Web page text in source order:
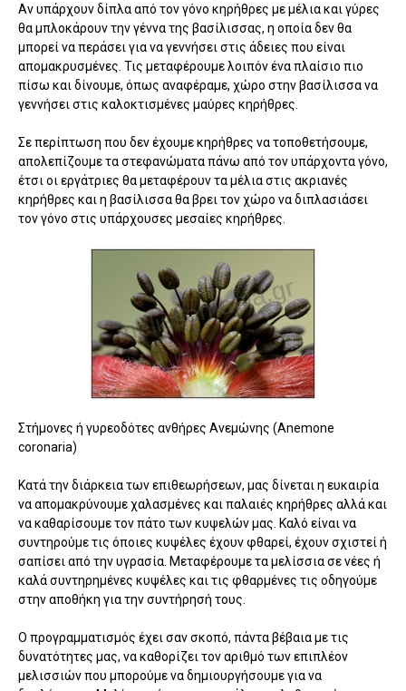
Αν υπάρχουν δίπλα από τον γόνο κηρήθρες με μέλια και γύρες
θα μπλοκάρουν την γέννα της βασίλισσας, η οποία δεν θα
μπορεί να περάσει για να γεννήσει στις άδειες που είναι
απομακρυσμένες. Τις μεταφέρουμε λοιπόν ένα πλαίσιο πιο
πίσω και δίνουμε, όπως αναφέραμε, χώρο στην βασίλισσα να
γεννήσει στις καλοκτισμένες μαύρες κηρήθρες.
Σε περίπτωση που δεν έχουμε κηρήθρες να τοποθετήσουμε,
απολεπίζουμε τα στεφανώματα πάνω από τον υπάρχοντα γόνο,
έτσι οι εργάτριες θα μεταφέρουν τα μέλια στις ακριανές
κηρήθρες και η βασίλισσα θα βρει τον χώρο να διπλασιάσει
τον γόνο στις υπάρχουσες μεσαίες κηρήθρες.
Στήμονες ή γυρεοδότες ανθήρες Ανεμώνης (Anemone
coronaria)
Κατά την διάρκεια των επιθεωρήσεων, μας δίνεται η ευκαιρία
να απομακρύνουμε χαλασμένες και παλαιές κηρήθρες αλλά και
να καθαρίσουμε τον πάτο των κυψελών μας. Καλό είναι να
συντηρούμε τις όποιες κυψέλες έχουν φθαρεί, έχουν σχιστεί ή
σαπίσει από την υγρασία. Μεταφέρουμε τα μελίσσια σε νέες ή
καλά συντηρημένες κυψέλες και τις φθαρμένες τις οδηγούμε
στην αποθήκη για την συντήρησή τους.
Ο προγραμματισμός έχει σαν σκοπό, πάντα βέβαια με τις
δυνατότητες μας, να καθορίζει τον αριθμό των επιπλέον
μελισσιών που μπορούμε να δημιουργήσουμε για να